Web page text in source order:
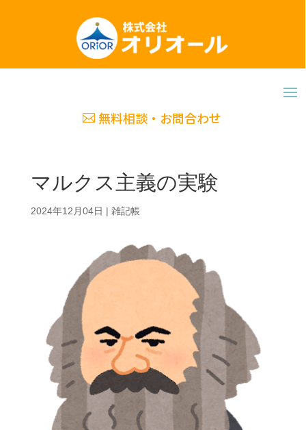
無料相談・お問合わせ
マルクス主義の実験
2024年12月04日 | 雑記帳